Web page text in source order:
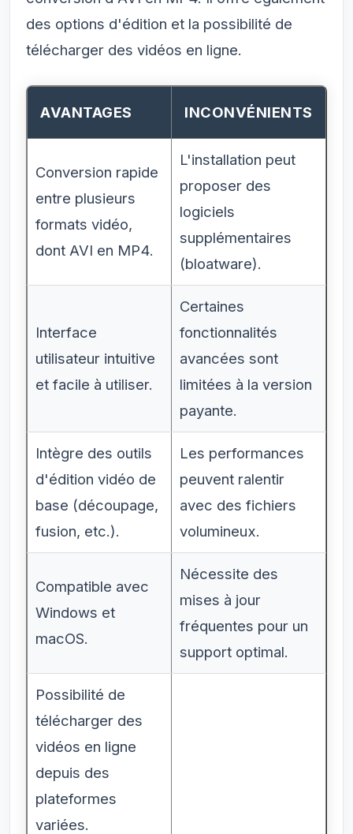
des options d'édition et la possibilité de
télécharger des vidéos en ligne.
AVANTAGES INCONVÉNIENTS
Conversion rapide
entre plusieurs
formats vidéo,
dont AVI en MP4.
L'installation peut
proposer des
logiciels
supplémentaires
(bloatware).
Interface
utilisateur intuitive
et facile à utiliser.
Certaines
fonctionnalités
avancées sont
limitées à la version
payante.
Intègre des outils
d'édition vidéo de
base (découpage,
fusion, etc.).
Les performances
peuvent ralentir
avec des fichiers
volumineux.
Compatible avec
Windows et
macOS.
Nécessite des
mises à jour
fréquentes pour un
support optimal.
Possibilité de
télécharger des
vidéos en ligne
depuis des
plateformes
variées.